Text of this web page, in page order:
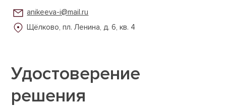
anikeeva-i@mail.ru
Щёлково, пл. Ленина,д. 6, кв. 4
Удостоверение
решения